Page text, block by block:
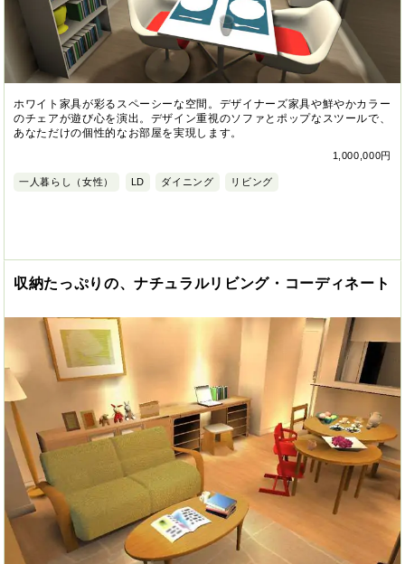
ホワイト家具が彩るスペーシーな空間。デザイナーズ家具や鮮やかカラー
のチェアが遊び心を演出。デザイン重視のソファとポップなスツールで、
あなただけの個性的なお部屋を実現します。
1,000,000円
一人暮らし（女性） LD ダイニング リビング
収納たっぷりの、ナチュラルリビング・コーディネート